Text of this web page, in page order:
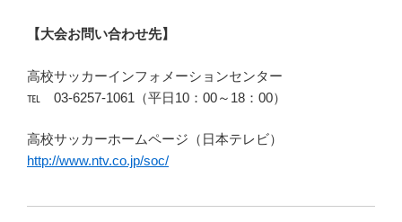
【大会お問い合わせ先】
高校サッカーインフォメーションセンター
℡ 03-6257-1061（平日10：00～18：00）
高校サッカーホームページ（日本テレビ）
http://www.ntv.co.jp/soc/